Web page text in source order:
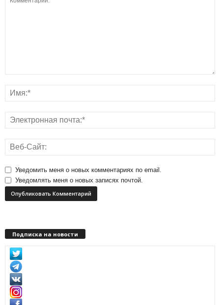
Уведомить меня о новых комментариях по email.
Уведомлять меня о новых записях почтой.
Подписка на новости